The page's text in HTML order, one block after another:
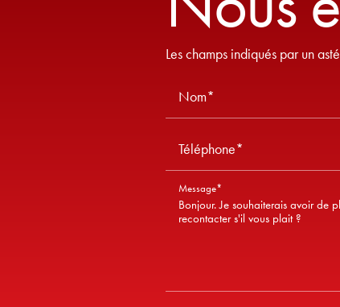
Les champs indiqués par un
Nom*
Téléphone*
Message*